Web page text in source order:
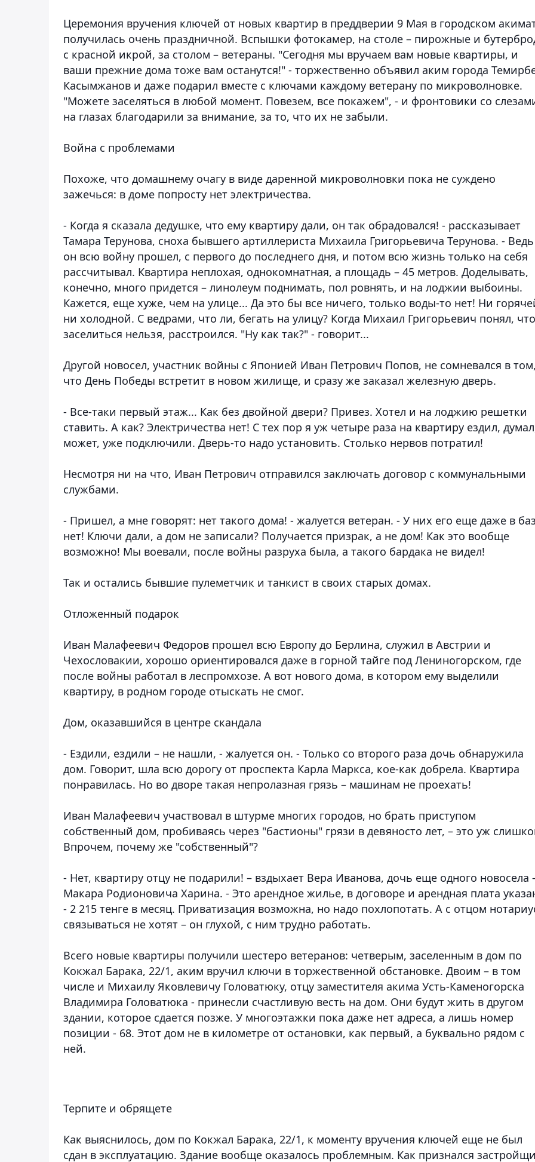
Церемония вручения ключей от новых квартир в преддверии 9 Мая в городском
получилась очень праздничной. Вспышки фотокамер, на столе – пирожные и
с красной икрой, за столом – ветераны. "Сегодня мы вручаем вам новые квартиры, и
ваши прежние дома тоже вам останутся!" - торжественно объявил аким города
Касымжанов и даже подарил вместе с ключами каждому ветерану по микроволновке.
"Можете заселяться в любой момент. Повезем, все покажем", - и фронтовики со
на глазах благодарили за внимание, за то, что их не забыли.
Война с проблемами
Похоже, что домашнему очагу в виде даренной микроволновки пока не суждено
зажечься: в доме попросту нет электричества.
- Когда я сказала дедушке, что ему квартиру дали, он так обрадовался! - рассказывает
Тамара Терунова, сноха бывшего артиллериста Михаила Григорьевича Терунова. - Ведь
он всю войну прошел, с первого до последнего дня, и потом всю жизнь только на себя
рассчитывал. Квартира неплохая, однокомнатная, а площадь – 45 метров. Доделывать,
конечно, много придется – линолеум поднимать, пол ровнять, и на лоджии выбоины.
Кажется, еще хуже, чем на улице... Да это бы все ничего, только воды-то нет! Ни
ни холодной. С ведрами, что ли, бегать на улицу? Когда Михаил Григорьевич понял, что
заселиться нельзя, расстроился. "Ну как так?" - говорит...
Другой новосел, участник войны с Японией Иван Петрович Попов, не сомневался в том,
что День Победы встретит в новом жилище, и сразу же заказал железную дверь.
- Все-таки первый этаж... Как без двойной двери? Привез. Хотел и на лоджию решетки
ставить. А как? Электричества нет! С тех пор я уж четыре раза на квартиру ездил,
может, уже подключили. Дверь-то надо установить. Столько нервов потратил!
Несмотря ни на что, Иван Петрович отправился заключать договор с коммунальными
службами.
- Пришел, а мне говорят: нет такого дома! - жалуется ветеран. - У них его еще даже в
нет! Ключи дали, а дом не записали? Получается призрак, а не дом! Как это вообще
возможно! Мы воевали, после войны разруха была, а такого бардака не видел!
Так и остались бывшие пулеметчик и танкист в своих старых домах.
Отложенный подарок
Иван Малафеевич Федоров прошел всю Европу до Берлина, служил в Австрии и
Чехословакии, хорошо ориентировался даже в горной тайге под Лениногорском, где
после войны работал в леспромхозе. А вот нового дома, в котором ему выделили
квартиру, в родном городе отыскать не смог.
Дом, оказавшийся в центре скандала
- Ездили, ездили – не нашли, - жалуется он. - Только со второго раза дочь обнаружила
дом. Говорит, шла всю дорогу от проспекта Карла Маркса, кое-как добрела. Квартира
понравилась. Но во дворе такая непролазная грязь – машинам не проехать!
Иван Малафеевич участвовал в штурме многих городов, но брать приступом
собственный дом, пробиваясь через "бастионы" грязи в девяносто лет, – это уж
Впрочем, почему же "собственный"?
- Нет, квартиру отцу не подарили! – вздыхает Вера Иванова, дочь еще одного новосела -
Макара Родионовича Харина. - Это арендное жилье, в договоре и арендная плата
- 2 215 тенге в месяц. Приватизация возможна, но надо похлопотать. А с отцом
связываться не хотят – он глухой, с ним трудно работать.
Всего новые квартиры получили шестеро ветеранов: четверым, заселенным в дом по
Кокжал Барака, 22/1, аким вручил ключи в торжественной обстановке. Двоим – в том
числе и Михаилу Яковлевичу Головатюку, отцу заместителя акима Усть-Каменогорска
Владимира Головатюка - принесли счастливую весть на дом. Они будут жить в другом
здании, которое сдается позже. У многоэтажки пока даже нет адреса, а лишь номер
позиции - 68. Этот дом не в километре от остановки, как первый, а буквально рядом с
ней.
Терпите и обрящете
Как выяснилось, дом по Кокжал Барака, 22/1, к моменту вручения ключей еще не был
сдан в эксплуатацию. Здание вообще оказалось проблемным. Как признался